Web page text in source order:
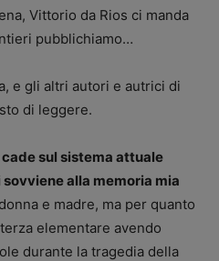
Vittorio da Rios ci manda
pubblichiamo…
e gli altri autori e autrici di
di leggere.
sul sistema attuale
alla memoria mia
e madre, ma per quanto
elementare avendo
durante la tragedia della